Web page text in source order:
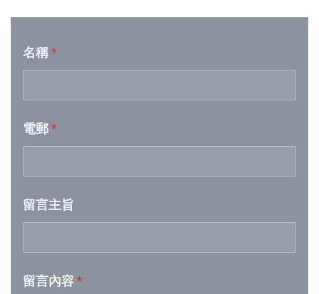
Week 24│2026-6-12
Week 23│2026-6-6
Week 21│2026-5-23
Week 19│2026-5-9
Week 17│2026-4-24
名稱*
電郵*
留言主旨
留言內容*